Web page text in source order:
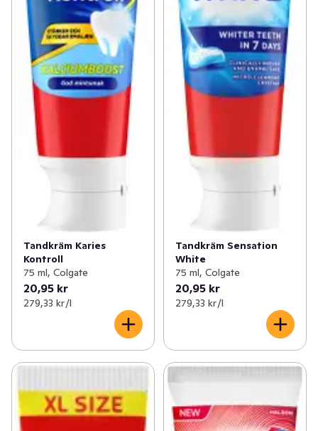
Tandkräm Karies
Kontroll
75 ml, Colgate
20,95 kr
279,33 kr /l
Tandkräm Sensation
White
75 ml, Colgate
20,95 kr
279,33 kr /l